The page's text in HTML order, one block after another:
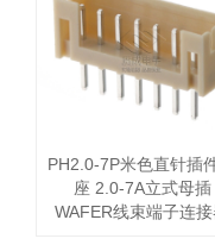
PH2.0-7P米色直针插
座 2.0-7A立式母插
WAFER线束端子连接